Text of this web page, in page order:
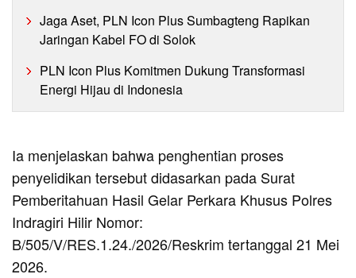
Jaga Aset, PLN Icon Plus Sumbagteng Rapikan
Jaringan Kabel FO di Solok
PLN Icon Plus Komitmen Dukung Transformasi
Energi Hijau di Indonesia
Ia menjelaskan bahwa penghentian proses
penyelidikan tersebut didasarkan pada Surat
Pemberitahuan Hasil Gelar Perkara Khusus Polres
Indragiri Hilir Nomor:
B/505/V/RES.1.24./2026/Reskrim tertanggal 21 Mei
2026.